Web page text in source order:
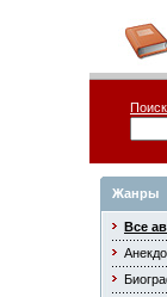
Жанры
Все